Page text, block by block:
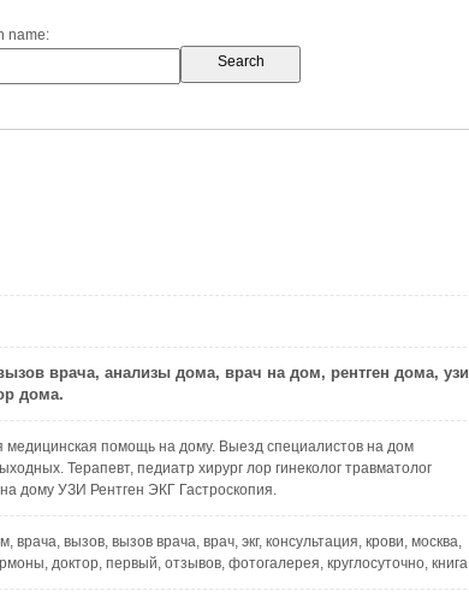
name:
врача, анализы дома, врач на дом, рентген дома, узи
дома.
медицинская помощь на дому. Выезд специалистов на дом
Терапевт, педиатр хирург лор гинеколог травматолог
дому УЗИ Рентген ЭКГ Гастроскопия.
врача, вызов, вызов врача, врач, экг, консультация, крови, москва,
доктор, первый, отзывов, фотогалерея, круглосуточно, книга